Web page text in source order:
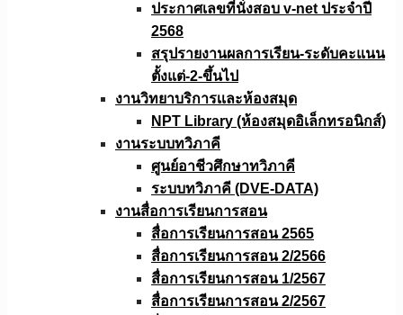
ประกาศเลขที่นั่งสอบ v-net ประจำปี
2568
สรุปรายงานผลการเรียน-ระดับคะแนน
ตั้งแต่-2-ขึ้นไป
งานวิทยาบริการเเละห้องสมุด
NPT Library (ห้องสมุดอิเล็กทรอนิกส์)
งานระบบทวิภาคี
ศูนย์อาชีวศึกษาทวิภาคี
ระบบทวิภาคี (DVE-DATA)
งานสื่อการเรียนการสอน
สื่อการเรียนการสอน 2565
สื่อการเรียนการสอน 2/2566
สื่อการเรียนการสอน 1/2567
สื่อการเรียนการสอน 2/2567